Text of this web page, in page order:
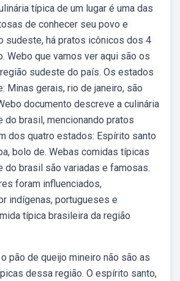
típica de um lugar é uma das
de conhecer seu povo e
sudeste, há pratos icônicos dos 4
Webo que vamos ver aqui são os
sudeste do país. Os estados
Minas gerais, rio de janeiro, são
documento descreve a culinária
do brasil, mencionando pratos
dos quatro estados: Espírito santo
bolo de. Webas comidas típicas
do brasil são variadas e famosas.
foram influenciados,
indígenas, portugueses e
típica brasileira da região
pão de queijo mineiro não são as
dessa região. O espírito santo,